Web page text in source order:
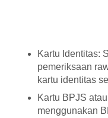
Kartu Identitas:
pemeriksaan
kartu identitas
Kartu BPJS
menggunakan